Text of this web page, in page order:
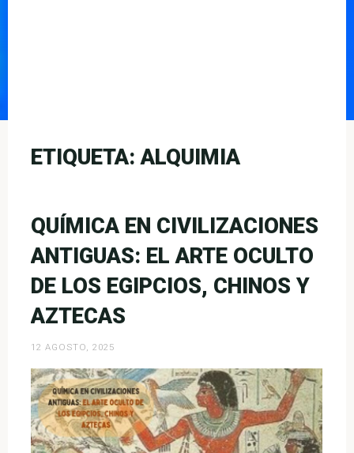
ETIQUETA:ALQUIMIA
QUÍMICA EN CIVILIZACIONES
ANTIGUAS: EL ARTE OCULTO
DE LOS EGIPCIOS, CHINOS Y
AZTECAS
12 AGOSTO, 2025